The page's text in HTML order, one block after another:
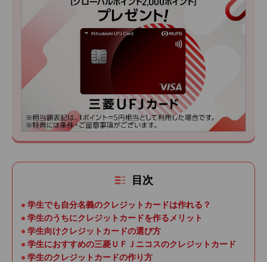
目次
学生でも自分名義のクレジットカードは作れる？
学生のうちにクレジットカードを作るメリット
学生向けクレジットカードの選び方
学生におすすめの三菱ＵＦＪニコスのクレジットカード
学生のクレジットカードの作り方